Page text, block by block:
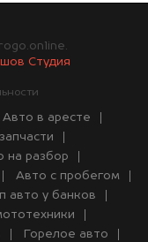
Студия
Авто в аресте
на разбор
Авто с пробегом
авто у банков
Горелое авто